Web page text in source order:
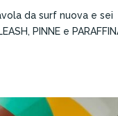
da surf nuova e sei
PINNE e